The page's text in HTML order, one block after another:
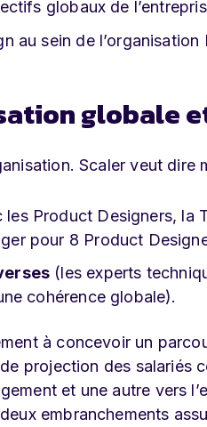
globaux de
au sein de l’organisation
globale
Scaler veut
les Product Designers, la
pour 8 Product
(les experts
cohérence globale).
à concevoir un
projection des salariés
et une autre vers
embranchements